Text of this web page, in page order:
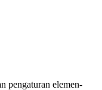
pengaturan elemen-